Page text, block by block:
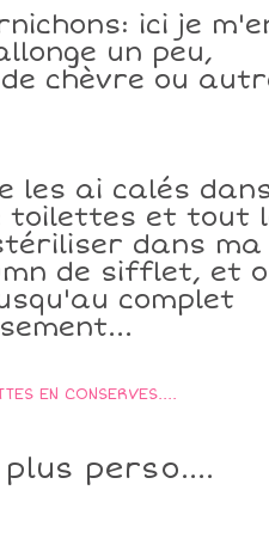
ici je
un peu,
chèvre ou
les ai calés
toilettes et tout
dans ma
de sifflet, et
complet
perso....